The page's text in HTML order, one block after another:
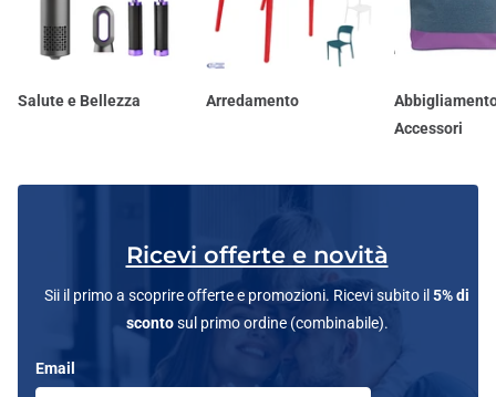
Salute e Bellezza Arredamento
Accessori
Ricevi offerte e novità
Sii il primo a scoprire offerte e promozioni. Ricevi subito il 5% di
scontosul primo ordine (combinabile).
Email